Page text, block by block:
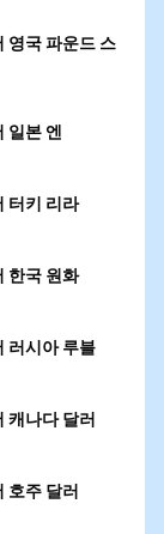
국 파운드 스
본 엔
키 리라
국 원화
시아 루블
나다 달러
주 달러